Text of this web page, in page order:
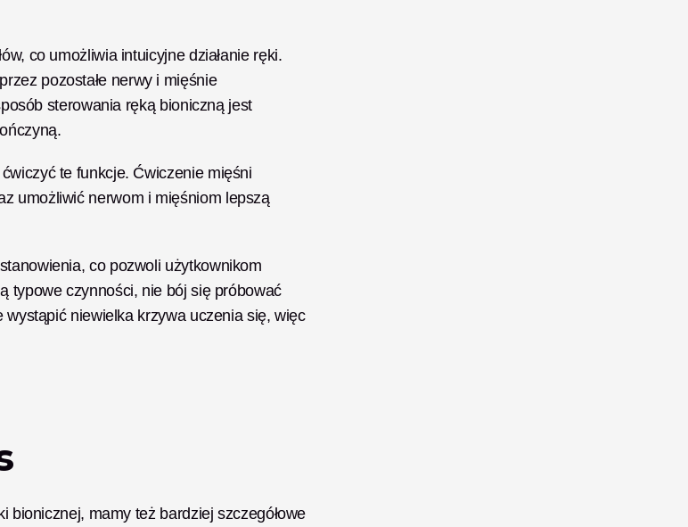
co umożliwia intuicyjne działanie ręki.
pozostałe nerwy i mięśnie
sterowania ręką bioniczną jest
te funkcje. Ćwiczenie mięśni
umożliwić nerwom i mięśniom lepszą
co pozwoli użytkownikom
typowe czynności, nie bój się próbować
niewielka krzywa uczenia się, więc
mamy też bardziej szczegółowe